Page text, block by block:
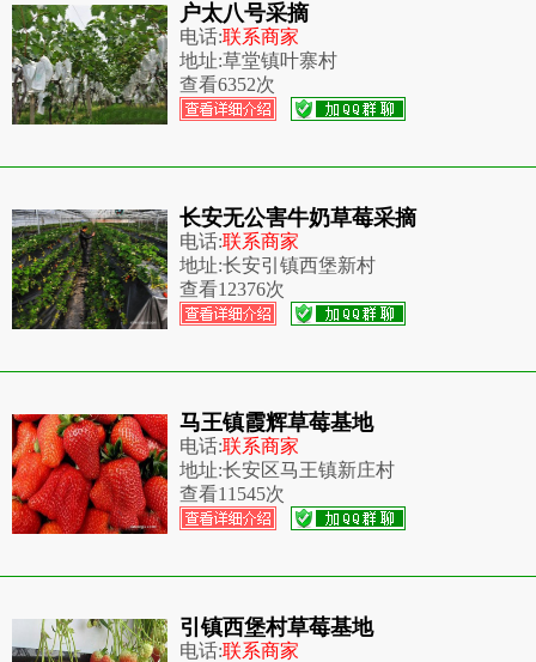
户太八号采摘
电话:联系商家
地址:草堂镇叶寨村
查看6352次
长安无公害牛奶草莓采摘
电话:联系商家
地址:长安引镇西堡新村
查看12376次
马王镇霞辉草莓基地
电话:联系商家
地址:长安区马王镇新庄村
查看11545次
引镇西堡村草莓基地
电话:联系商家